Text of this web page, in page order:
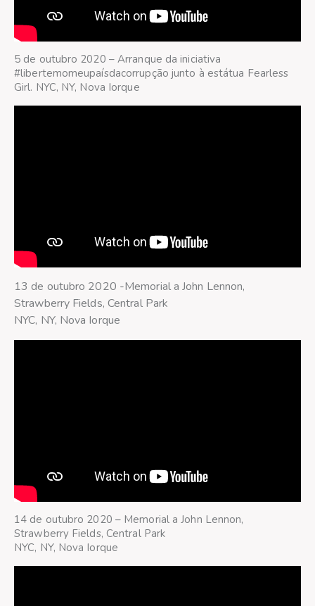
5 de outubro 2020 – Arranque da iniciativa
#libertemomeupaísdacorrupção junto à estátua Fearless
Girl. NYC, NY, Nova Iorque
13 de outubro 2020 -Memorial a John Lennon,
Strawberry Fields, Central Park
NYC, NY, Nova Iorque
14 de outubro 2020 – Memorial a John Lennon,
Strawberry Fields, Central Park
NYC, NY, Nova Iorque